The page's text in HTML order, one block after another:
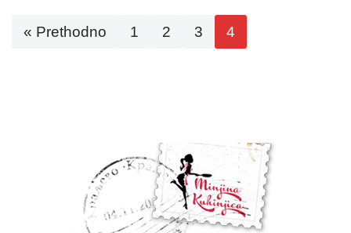
« Prethodno 1 2 3 4